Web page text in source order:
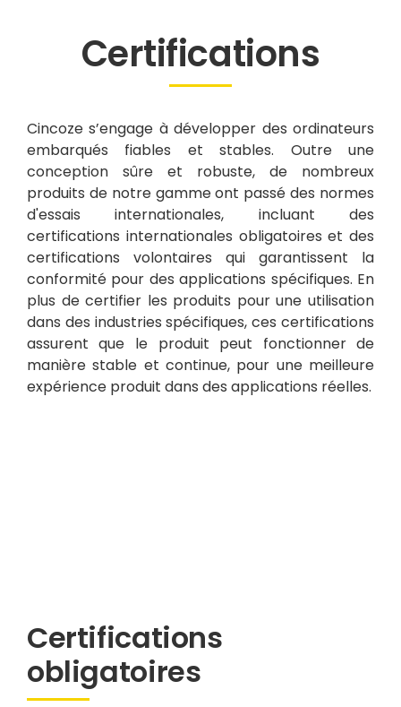
Certifications
Cincoze s’engage à développer des ordinateurs
embarqués fiables et stables. Outre une
conception sûre et robuste, de nombreux
produits de notre gamme ont passé des normes
d'essais internationales, incluant des
certifications internationales obligatoires et des
certifications volontaires qui garantissent la
conformité pour des applications spécifiques. En
plus de certifier les produits pour une utilisation
dans des industries spécifiques, ces certifications
assurent que le produit peut fonctionner de
manière stable et continue, pour une meilleure
expérience produit dans des applications réelles.
Certifications
obligatoires